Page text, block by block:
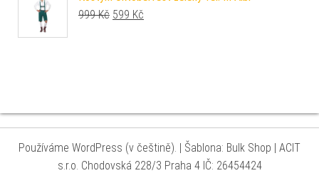
999Kč Původní cena byla: 999 Kč.
599 Kč
Používáme WordPress (v češtině). Šablona: Bulk Shop
| ACIT
s.r.o. Chodovská 228/3 Praha 4 IČ: 26454424